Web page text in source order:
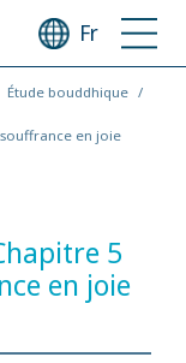
Fr
Étude bouddhique
en joie
5
en joie